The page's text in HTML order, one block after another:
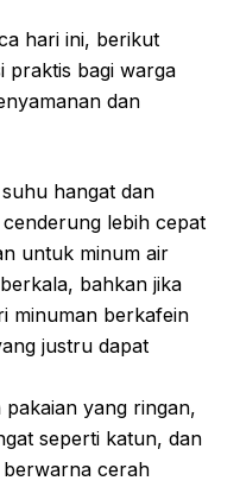
hari ini, berikut
praktis bagi warga
dan
hangat dan
lebih cepat
untuk minum air
bahkan jika
minuman berkafein
justru dapat
pakaian yang ringan,
seperti katun, dan
cerah